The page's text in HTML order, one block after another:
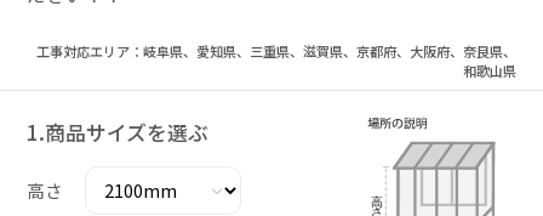
工事対応エリア：岐阜県、愛知県、三重県、滋賀県、京都府、大阪府、奈良県、
和歌山県
1.商品サイズを選ぶ
高さ